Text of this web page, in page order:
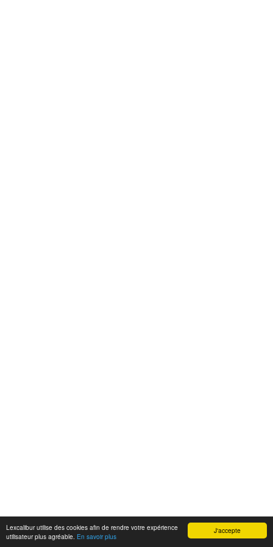
J'accepte
Lexcalibur utilise des cookies afin de rendre votre expérience
utilisateur plus agréable. En savoir plus